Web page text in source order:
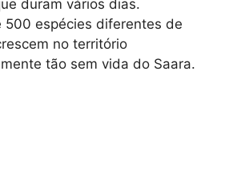
duram vários dias.
500 espécies diferentes de
no território
tão sem vida do Saara.